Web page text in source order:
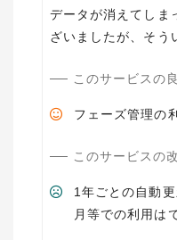
データが消えてしま
ざいましたが、そう
このサービスの
フェーズ管理の
このサービスの
1年ごとの自動
月等での利用は